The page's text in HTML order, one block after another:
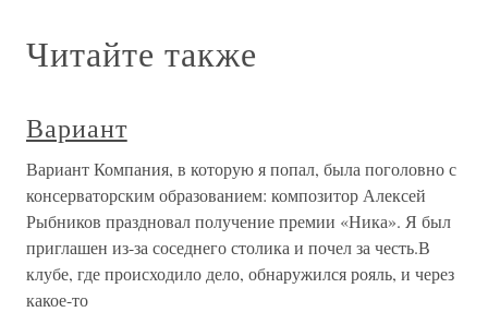
Читайте также
Вариант
Вариант Компания, в которую я попал, была поголовно с
консерваторским образованием: композитор Алексей
Рыбников праздновал получение премии «Ника». Я был
приглашен из-за соседнего столика и почел за честь.В
клубе, где происходило дело, обнаружился рояль, и через
какое-то